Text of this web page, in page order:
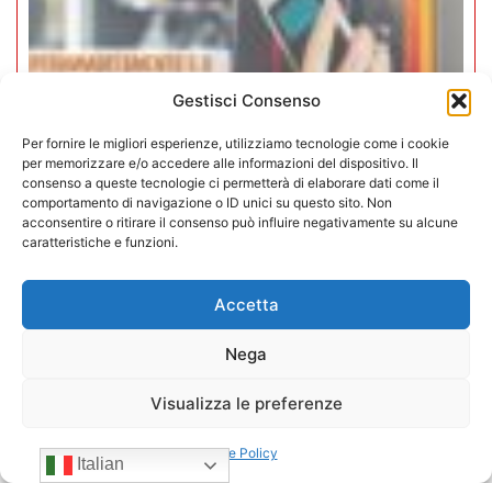
Gestisci Consenso
Per fornire le migliori esperienze, utilizziamo tecnologie come i cookie
per memorizzare e/o accedere alle informazioni del dispositivo. Il
consenso a queste tecnologie ci permetterà di elaborare dati come il
comportamento di navigazione o ID unici su questo sito. Non
acconsentire o ritirare il consenso può influire negativamente su alcune
caratteristiche e funzioni.
Accetta
Nega
Visualizza le preferenze
Cookie Policy
Iperammortamento 5.0. CONFIDA
apre uno sportello dedicato per gli
associati
Italian